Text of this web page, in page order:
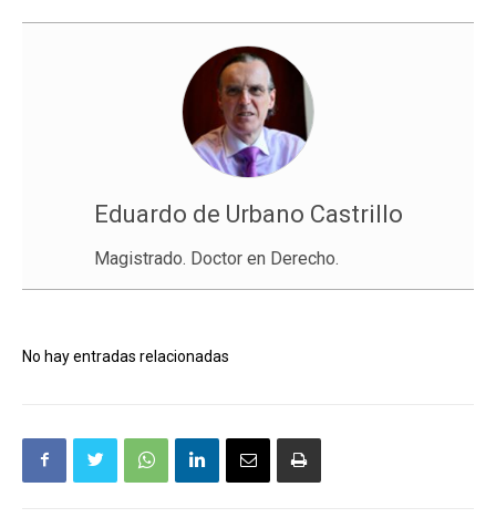
Eduardo de Urbano Castrillo
Magistrado. Doctor en Derecho.
No hay entradas relacionadas